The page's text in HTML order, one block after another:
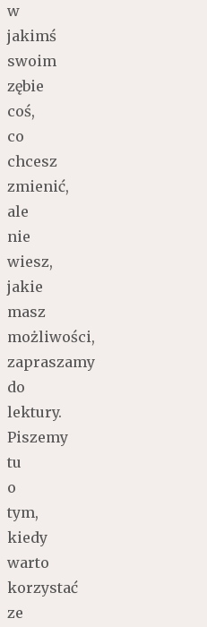
w
jakimś
swoim
zębie
coś,
co
chcesz
zmienić,
ale
nie
wiesz,
jakie
masz
możliwości,
zapraszamy
do
lektury.
Piszemy
tu
o
tym,
kiedy
warto
korzystać
ze